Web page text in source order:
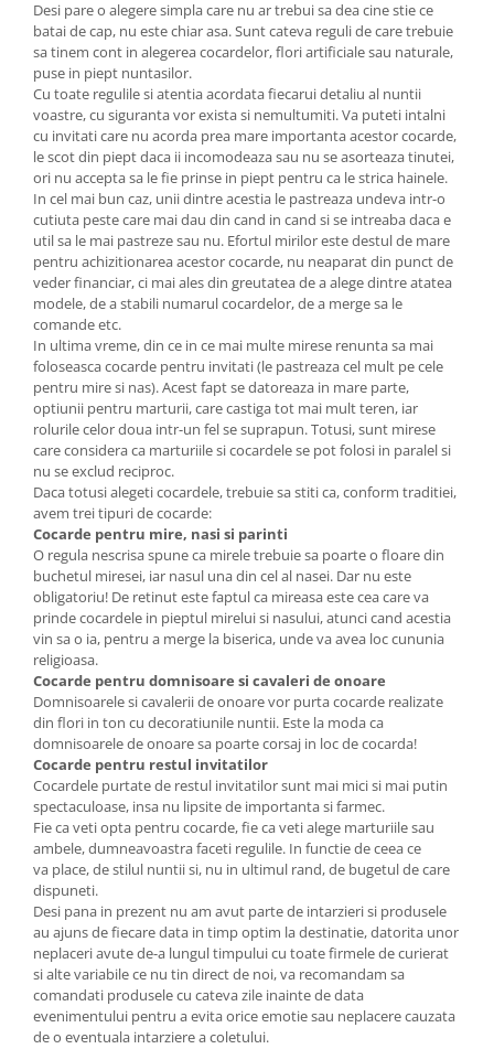
Desi pare o alegere simpla care nu ar trebui sa dea cine stie ce
batai de cap, nu este chiar asa. Sunt cateva reguli de care trebuie
sa tinem cont in alegerea cocardelor, flori artificiale sau naturale,
puse in piept nuntasilor.
Cu toate regulile si atentia acordata fiecarui detaliu al nuntii
voastre, cu siguranta vor exista si nemultumiti. Va puteti intalni
cu invitati care nu acorda prea mare importanta acestor cocarde,
le scot din piept daca ii incomodeaza sau nu se asorteaza tinutei,
ori nu accepta sa le fie prinse in piept pentru ca le strica hainele.
In cel mai bun caz, unii dintre acestia le pastreaza undeva intr-o
cutiuta peste care mai dau din cand in cand si se intreaba daca e
util sa le mai pastreze sau nu. Efortul mirilor este destul de mare
pentru achizitionarea acestor cocarde, nu neaparat din punct de
veder financiar, ci mai ales din greutatea de a alege dintre atatea
modele, de a stabili numarul cocardelor, de a merge sa le
comande etc.
In ultima vreme, din ce in ce mai multe mirese renunta sa mai
foloseasca cocarde pentru invitati (le pastreaza cel mult pe cele
pentru mire si nas). Acest fapt se datoreaza in mare parte,
optiunii pentru marturii, care castiga tot mai mult teren, iar
rolurile celor doua intr-un fel se suprapun. Totusi, sunt mirese
care considera ca marturiile si cocardele se pot folosi in paralel si
nu se exclud reciproc.
Daca totusi alegeti cocardele, trebuie sa stiti ca, conform traditiei,
avem trei tipuri de cocarde:
Cocarde pentru mire, nasi si parinti
O regula nescrisa spune ca mirele trebuie sa poarte o floare din
buchetul miresei, iar nasul una din cel al nasei. Dar nu este
obligatoriu! De retinut este faptul ca mireasa este cea care va
prinde cocardele in pieptul mirelui si nasului, atunci cand acestia
vin sa o ia, pentru a merge la biserica, unde va avea loc cununia
religioasa.
Cocarde pentru domnisoare si cavaleri de onoare
Domnisoarele si cavalerii de onoare vor purta cocarde realizate
din flori in ton cu decoratiunile nuntii. Este la moda ca
domnisoarele de onoare sa poarte corsaj in loc de cocarda!
Cocarde pentru restul invitatilor
Cocardele purtate de restul invitatilor sunt mai mici si mai putin
spectaculoase, insa nu lipsite de importanta si farmec.
Fie ca veti opta pentru cocarde, fie ca veti alege marturiile sau
ambele, dumneavoastra faceti regulile. In functie de ceea ce
va place, de stilul nuntii si, nu in ultimul rand, de bugetul de care
dispuneti.
Desi pana in prezent nu am avut parte de intarzieri si produsele
au ajuns de fiecare data in timp optim la destinatie, datorita unor
neplaceri avute de-a lungul timpului cu toate firmele de curierat
si alte variabile ce nu tin direct de noi, va recomandam sa
comandati produsele cu cateva zile inainte de data
evenimentului pentru a evita orice emotie sau neplacere cauzata
de o eventuala intarziere a coletului.